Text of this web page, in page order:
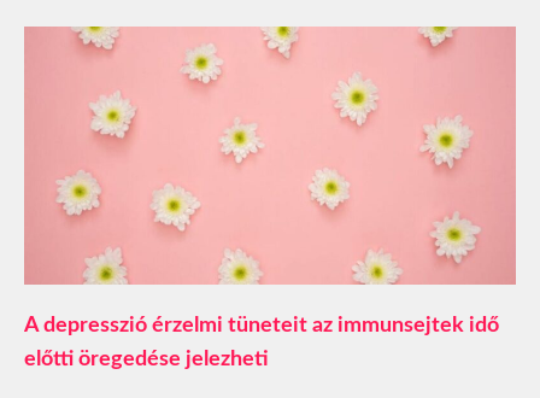
A depresszió érzelmi tüneteit az immunsejtek idő
előtti öregedése jelezheti